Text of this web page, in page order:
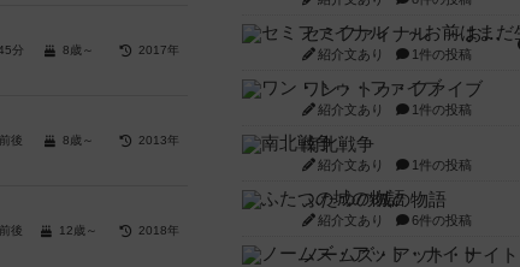
分 8歳～ 2017年
後 8歳～ 2013年
後 12歳～ 2018年
セミファイナル ～お前はまだ生きている～
紹介文あり 1件の投稿
ワン・トゥ・ファイブ
紹介文あり 1件の投稿
南北戦争
紹介文あり 1件の投稿
ふたつの城の物語
紹介文あり 6件の投稿
ノームズ・アット・ナイト